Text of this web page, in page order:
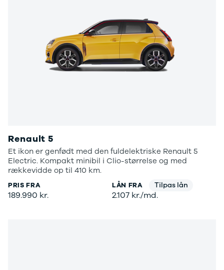
Renault 5
Et ikon er genfødt med den fuldelektriske Renault 5
Electric. Kompakt minibil i Clio-størrelse og med
rækkevidde op til 410 km.
PRIS FRA
189.990 kr.
LÅN FRA Tilpas lån
2.107 kr./md.